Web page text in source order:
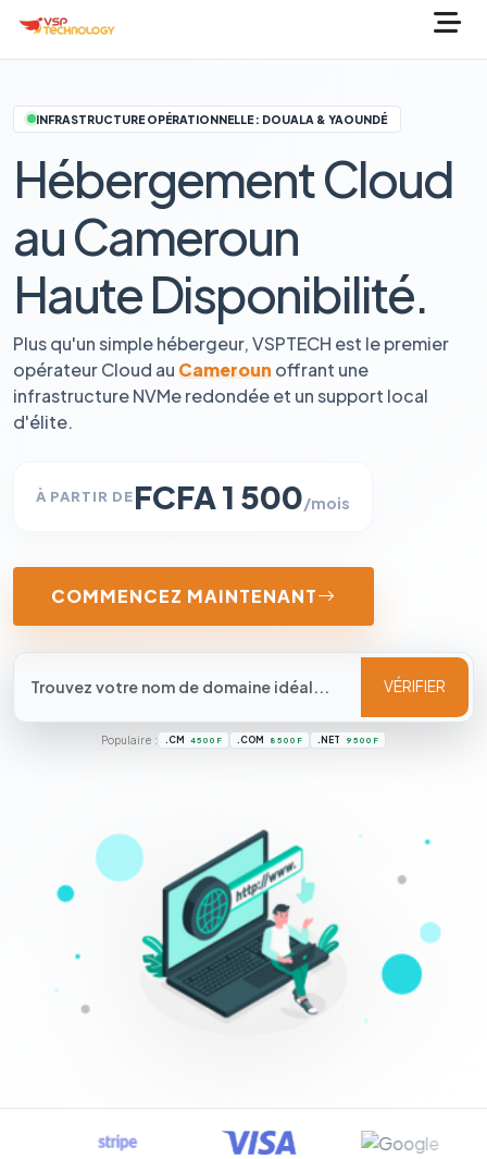
INFRASTRUCTURE OPÉRATIONNELLE : DOUALA & YAOUNDÉ
Hébergement Cloud
au Cameroun
Haute Disponibilité.
Plus qu'un simple hébergeur, VSPTECH est le premier
opérateur Cloud au Cameroun offrant une
infrastructure NVMe redondée et un support local
d'élite.
À PARTIR DEFCFA 1 500/mois
COMMENCEZ MAINTENANT
VÉRIFIER
Populaire : .CM 4 500 F .COM 8 500 F .NET 9 500 F